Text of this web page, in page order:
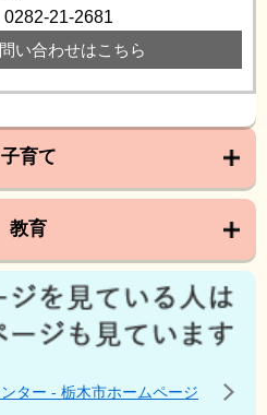
0282-21-2681
い合わせはこちら
子育て
教育
ター - 栃木市ホームページ